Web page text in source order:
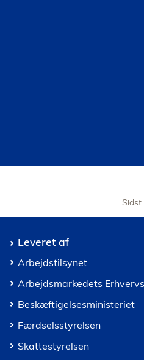
Leveret af
Arbejdstilsynet
Arbejdsmarkedets
Beskæftigelsesministeriet
Færdselsstyrelsen
Skattestyrelsen